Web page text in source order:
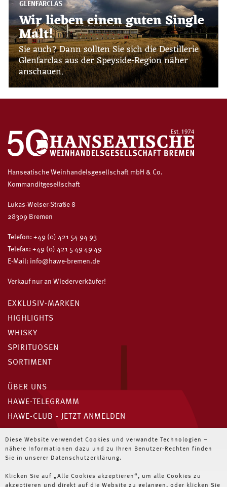
Diese Website verwendet Cookies und verwandte Technologien –
nähere Informationen dazu und zu Ihren Benutzer-Rechten finden
Sie in unserer Datenschutzerklärung.
Klicken Sie auf „Alle Cookies akzeptieren“, um alle Cookies zu
akzeptieren und direkt auf die Website zu gelangen, oder klicken Sie
GLENFARCLAS
Wir lieben einen guten Single
Malt!
Sie auch? Dann sollten Sie sich die Destillerie
Glenfarclas aus der Speyside-Region näher
anschauen.
Hanseatische Weinhandelsgesellschaft mbH & Co.
Kommanditgesellschaft
Lukas-Welser-Straße 8
28309 Bremen
Telefon: +49 (0) 421 54 94 93
Telefax: +49 (0) 421 5 49 49 49
E-Mail: info@hawe-bremen.de
Verkauf nur an Wiederverkäufer!
EXKLUSIV-MARKEN
HIGHLIGHTS
WHISKY
SPIRITUOSEN
SORTIMENT
ÜBER UNS
HAWE-TELEGRAMM
HAWE-CLUB - JETZT ANMELDEN
Unser HAWE-Telegramm
Immer die neuesten Angebote für Wiederverkäufer
JETZT ABONNIEREN